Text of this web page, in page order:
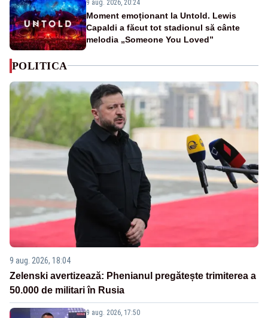
9 aug. 2026, 20:24
Moment emoționant la Untold. Lewis
Capaldi a făcut tot stadionul să cânte
melodia „Someone You Loved”
POLITICA
9 aug. 2026, 18:04
Zelenski avertizează: Phenianul pregătește trimiterea a
50.000 de militari în Rusia
9 aug. 2026, 17:50